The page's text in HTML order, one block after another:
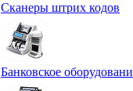
Сканеры штрих кодов
Банковское